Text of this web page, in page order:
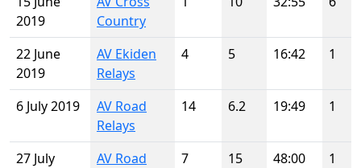
2019
Country
22 June
2019
AV Ekiden
Relays
4 5 16:42 1
6 July 2019
AV Road
Relays
14 6.2 19:49 1
27 July
AV Road
7 15 48:00 1